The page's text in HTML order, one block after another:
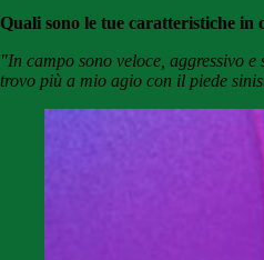
Quali sono le tue caratteristiche in
"In campo sono veloce, aggressivo
trovo più a mio agio con il piede